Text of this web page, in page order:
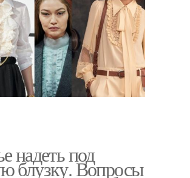
надеть под
блузку. Вопросы